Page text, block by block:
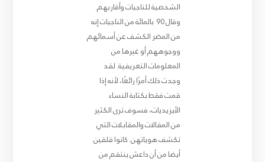
الشخصية للناجيات وأقاربهم.
وقال 90 بالمائة من الناجيات إنه
من المضر الكشف عن أسمائهم
ووجوههم أو غيرها من
المعلومات التعريفية. لقد
وجدت ذلك أمرًا رائعًا، لأنه إذا
قمت فقط بكتابة النساء
الأيزيديات، فسوف ترى الكثير
من المقالات والمقابلات التي
تكشف هوياتهن. كانوا قلقين
أيضا من أن داعش ينتقم من